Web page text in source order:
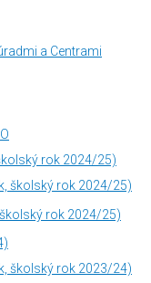
a Centrami
rok 2024/25)
školský rok 2024/25)
rok 2024/25)
školský rok 2023/24)